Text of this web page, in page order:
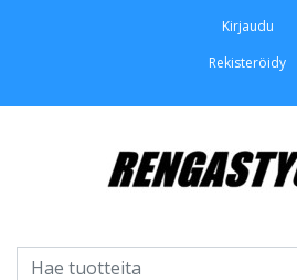
Kirjaudu
Rekisteröidy